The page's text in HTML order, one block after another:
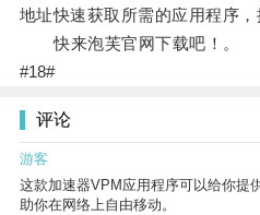
地址快速获取所需的应用程序，
快来泡芙官网下载吧！。
#18#
评论
游客
这款加速器VPM应用程序可以给你提
助你在网络上自由移动。